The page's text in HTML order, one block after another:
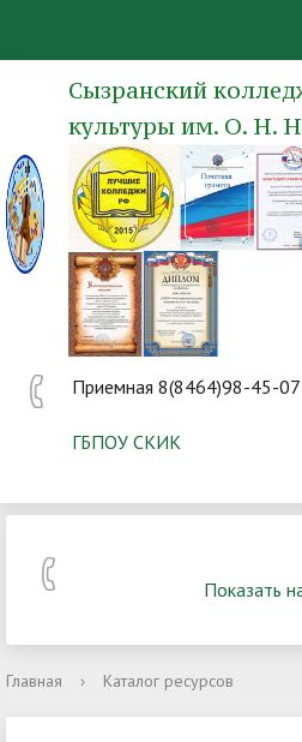
Сызранский
культуры им. О. Н.
Приемная 8(8464)98-45-07
ГБПОУ СКИК
Показать
Главная › Каталог ресурсов